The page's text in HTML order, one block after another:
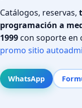
Catálogos, reservas,
programación a
1999con soporte en
promo sitio
WhatsApp